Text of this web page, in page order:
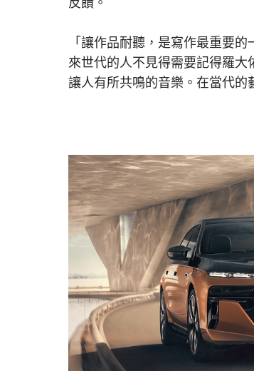
「讓作品耐聽，是寫作最重要
來世代的人不見得需要記得羅
讓人有所共鳴的音樂。在當代的